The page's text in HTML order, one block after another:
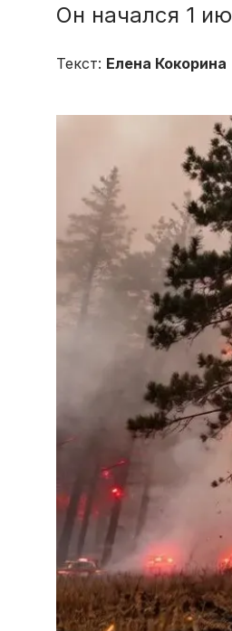
Он начался 1
Текст: Елена Кокорина